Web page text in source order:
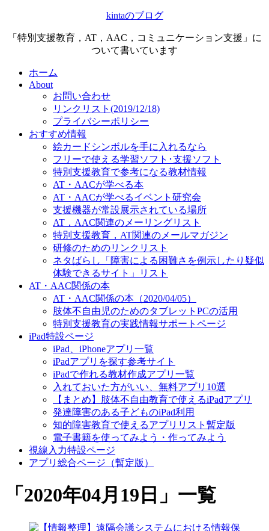
kintaのブログ
「特別支援教育，AT，AAC，コミュニケーション支援」に
ついて書いています
ホーム
About
お問い合わせ
リンクリスト(2019/12/18)
プライバシーポリシー
おすすめ情報
絵カードシンボルを手に入れるなら
フリーで使える学習ソフト･支援ソフト
特別支援教育で参考になる教材情報
AT・AACが学べる本
AT・AACが学べるイベント研究会
支援機器が常設展示されている場所
AT，AAC関連のメーリングリスト
特別支援教育，AT関連のメールマガジン
研修のためのリンクリスト
ネタばらし「障害による困難さを例示したり疑似
体験できるサイト」リスト
AT・AAC関係の本
AT・AAC関係の本（2020/04/05）
肢体不自由児のためのタブレットPCの活用
特別支援教育の実践情報サポートページ
iPad特設ページ
iPad、iPhoneアプリ一覧
iPadアプリを探す参考サイト
iPadで作れる教材作成アプリ一覧
入れておいた方がいい、無料アプリ10選
【まとめ】肢体不自由教育で使えるiPadアプリ
発達障害のある子どものiPad利用
知的障害教育で使えるアプリリスト暫定版
電子書籍を使ってみよう・作ってみよう
視線入力特設ページ
アプリ総合ページ（暫定版）
「 2020年04月19日 」 一覧